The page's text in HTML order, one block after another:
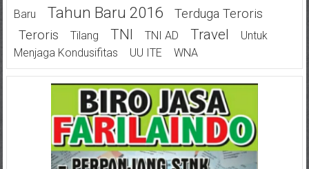
Baru
Tahun Baru 2016
Terduga Teroris
Teroris
Tilang TNI TNI AD Travel
Untuk
Menjaga Kondusifitas
UU ITE WNA